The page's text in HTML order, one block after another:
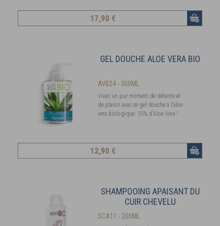
17,90 €
GEL DOUCHE ALOE VERA BIO
AVB24 - 300ML
Vivez un pur moment de détente et
de plaisir avec ce gel douche à l’aloe
vera biologique. 55% d'Aloe Vera !
12,90 €
SHAMPOOING APAISANT DU
CUIR CHEVELU
SCA11 - 200ML